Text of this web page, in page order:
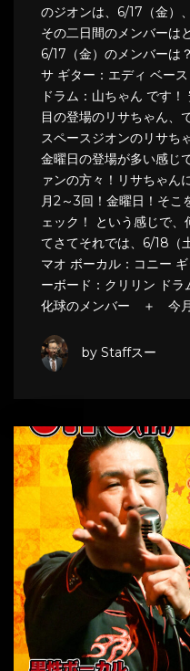
のジオンは、6/17（金）
その二日間のメンバーは
6/17（金）のメンバーは
サ ギター：エディ ベー
ドラム：山ちゃん です
目の登場のリサちゃん、
スペースジオンのリサち
金曜日の登場が多い感じ
ァンの方々！リサちゃん
月2～3回！金曜日！そこ
ェック！ という感じで
てさてそれでは、6/18（
マオ ボーカル：コニー
ーボード：クリリン ド
化球のメンバー ＋ 今
by Staffスー